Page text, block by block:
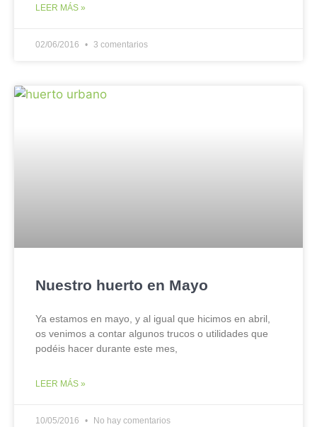
LEER MÁS »
02/06/2016 3 comentarios
Nuestro huerto en Mayo
Ya estamos en mayo, y al igual que hicimos en abril,
os venimos a contar algunos trucos o utilidades que
podéis hacer durante este mes,
LEER MÁS »
10/05/2016 No hay comentarios